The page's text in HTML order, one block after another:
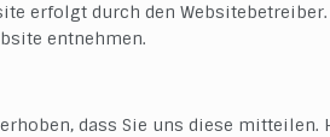
erfolgt durch den
entnehmen.
dass Sie uns diese mitteilen.